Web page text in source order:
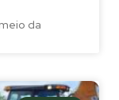
da